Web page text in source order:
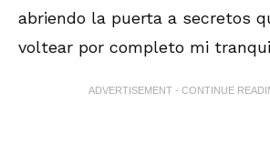
abriendo la puerta a secretos
voltear por completo mi
ADVERTISEMENT - CONTINUE